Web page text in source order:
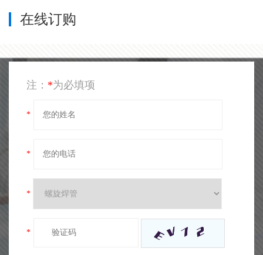
在线订购
注： *为必填项
*
*
*
*